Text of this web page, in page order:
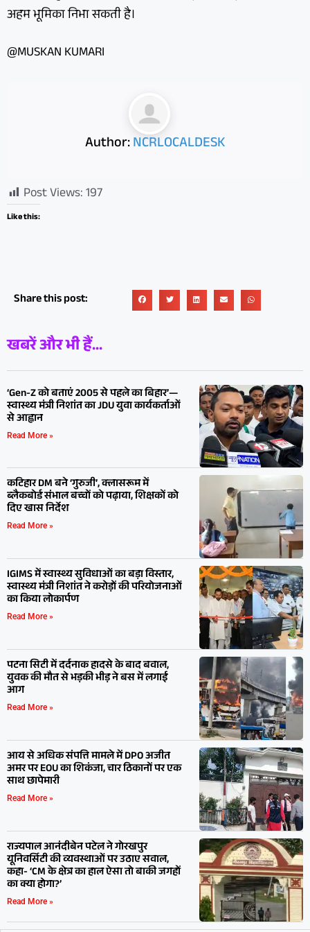
अहम भूमिका निभा सकती है।
@MUSKAN KUMARI
Author:NCRLOCALDESK
Post Views:197
Like this:
Share this post:
खबरें और भी हैं...
‘Gen-Z को बताएं 2005 से पहले का बिहार’—
स्वास्थ्य मंत्री निशांत का JDU युवा कार्यकर्ताओं
से आह्वान
Read More »
कटिहार DM बने ‘गुरुजी’, क्लासरूम में
ब्लैकबोर्ड संभाल बच्चों को पढ़ाया, शिक्षकों को
दिए खास निर्देश
Read More »
IGIMS में स्वास्थ्य सुविधाओं का बड़ा विस्तार,
स्वास्थ्य मंत्री निशांत ने करोड़ों की परियोजनाओं
का किया लोकार्पण
Read More »
पटना सिटी में दर्दनाक हादसे के बाद बवाल,
युवक की मौत से भड़की भीड़ ने बस में लगाई
आग
Read More »
आय से अधिक संपत्ति मामले में DPO अजीत
अमर पर EOU का शिकंजा, चार ठिकानों पर एक
साथ छापेमारी
Read More »
राज्यपाल आनंदीबेन पटेल ने गोरखपुर
यूनिवर्सिटी की व्यवस्थाओं पर उठाए सवाल,
कहा- ‘CM के क्षेत्र का हाल ऐसा तो बाकी जगहों
का क्या होगा?’
Read More »